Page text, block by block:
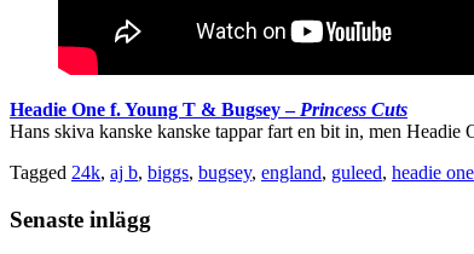
Headie One f. Young T & Bugsey –Princess Cuts
Hans skiva kanske kanske tappar fart en bit in, men
Tagged 24k, aj b, biggs, bugsey, england, guleed, headie one
Senaste inlägg